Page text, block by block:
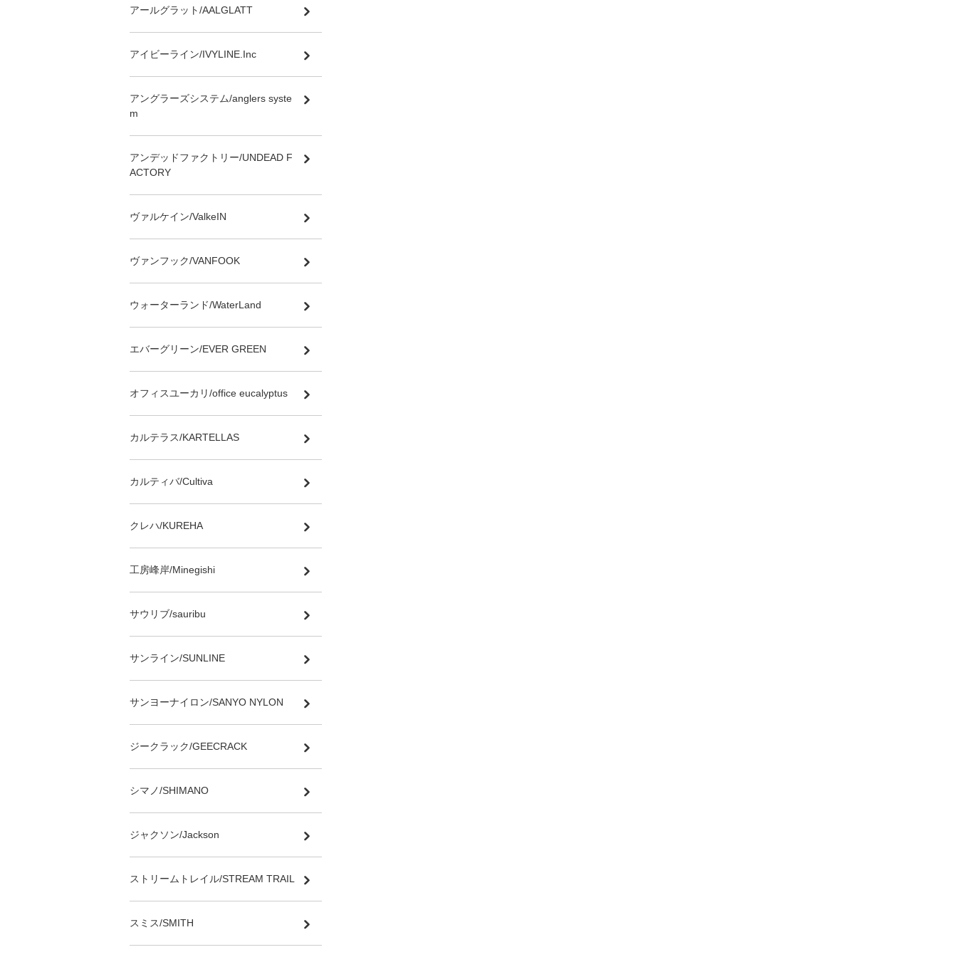
アールグラット/AALGLATT
アイビーライン/IVYLINE.Inc
アングラーズシステム/anglers syste
m
アンデッドファクトリー/UNDEAD F
ACTORY
ヴァルケイン/ValkeIN
ヴァンフック/VANFOOK
ウォーターランド/WaterLand
エバーグリーン/EVER GREEN
オフィスユーカリ/office eucalyptus
カルテラス/KARTELLAS
カルティバ/Cultiva
クレハ/KUREHA
工房峰岸/Minegishi
サウリブ/sauribu
サンライン/SUNLINE
サンヨーナイロン/SANYO NYLON
ジークラック/GEECRACK
シマノ/SHIMANO
ジャクソン/Jackson
ストリームトレイル/STREAM TRAIL
スミス/SMITH